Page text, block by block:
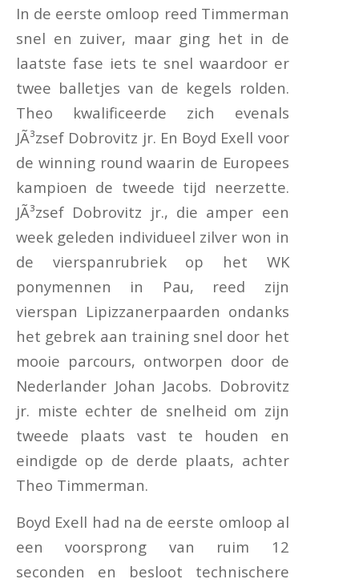
In de eerste omloop reed Timmerman
snel en zuiver, maar ging het in de
laatste fase iets te snel waardoor er
twee balletjes van de kegels rolden.
Theo kwalificeerde zich evenals
JÃ³zsef Dobrovitz jr. En Boyd Exell voor
de winning round waarin de Europees
kampioen de tweede tijd neerzette.
JÃ³zsef Dobrovitz jr., die amper een
week geleden individueel zilver won in
de vierspanrubriek op het WK
ponymennen in Pau, reed zijn
vierspan Lipizzanerpaarden ondanks
het gebrek aan training snel door het
mooie parcours, ontworpen door de
Nederlander Johan Jacobs. Dobrovitz
jr. miste echter de snelheid om zijn
tweede plaats vast te houden en
eindigde op de derde plaats, achter
Theo Timmerman.
Boyd Exell had na de eerste omloop al
een voorsprong van ruim 12
seconden en besloot technischere